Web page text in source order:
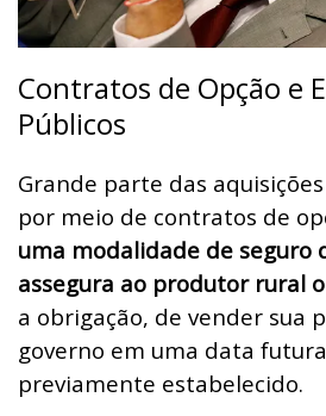
Contratos de Opção e
Públicos
Grande parte das
por meio de contratos de
uma modalidade de seguro
assegura ao produtor rural
a obrigação, de vender sua
governo em uma data
previamente estabelecido.